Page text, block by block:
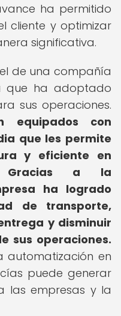
ha permitido
cliente y optimizar
significativa.
de una compañía
que ha adoptado
sus operaciones.
equipados con
que les permite
y eficiente en
Gracias a la
ha logrado
de transporte,
y disminuir
sus operaciones.
automatización en
puede generar
las empresas y la